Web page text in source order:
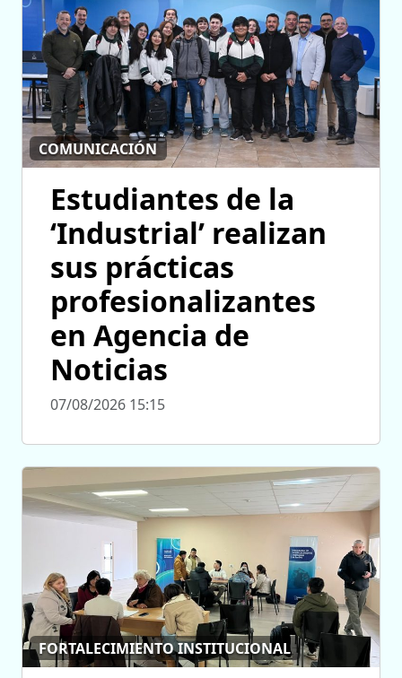
COMUNICACIÓN
Estudiantes de la
‘Industrial’ realizan
sus prácticas
profesionalizantes
en Agencia de
Noticias
07/08/2026 15:15
FORTALECIMIENTO INSTITUCIONAL